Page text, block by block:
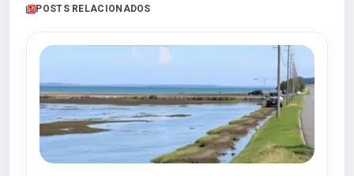
POSTS RELACIONADOS